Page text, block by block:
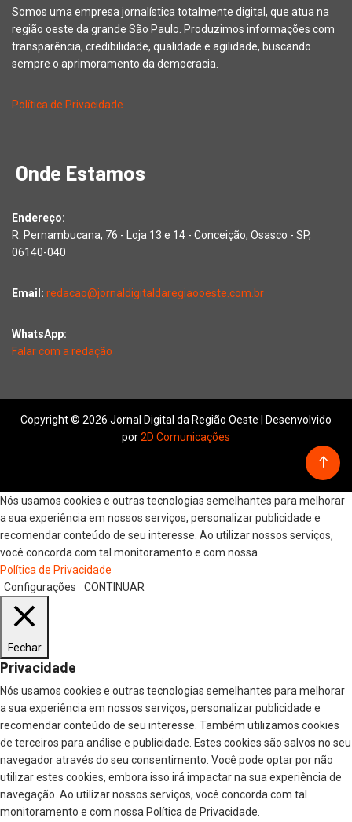
Somos uma empresa jornalística totalmente digital, que atua na
região oeste da grande São Paulo. Produzimos informações com
transparência, credibilidade, qualidade e agilidade, buscando
sempre o aprimoramento da democracia.
Política de Privacidade
Onde Estamos
Endereço:
R. Pernambucana, 76 - Loja 13 e 14 - Conceição, Osasco - SP,
06140-040
Email: redacao@jornaldigitaldaregiaooeste.com.br
WhatsApp:
Falar com a redação
Copyright © 2026 Jornal Digital da Região Oeste | Desenvolvido
por2D Comunicações
Nós usamos cookies e outras tecnologias semelhantes para melhorar
a sua experiência em nossos serviços, personalizar publicidade e
recomendar conteúdo de seu interesse. Ao utilizar nossos serviços,
você concorda com tal monitoramento e com nossa
Política de Privacidade
Configurações
CONTINUAR
Fechar
Privacidade
Nós usamos cookies e outras tecnologias semelhantes para melhorar
a sua experiência em nossos serviços, personalizar publicidade e
recomendar conteúdo de seu interesse. Também utilizamos cookies
de terceiros para análise e publicidade. Estes cookies são salvos no seu
navegador através do seu consentimento. Você pode optar por não
utilizar estes cookies, embora isso irá impactar na sua experiência de
navegação. Ao utilizar nossos serviços, você concorda com tal
monitoramento e com nossa Política de Privacidade.